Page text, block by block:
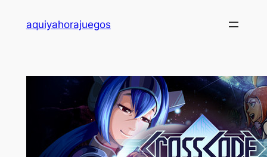
aquiyahorajuegos